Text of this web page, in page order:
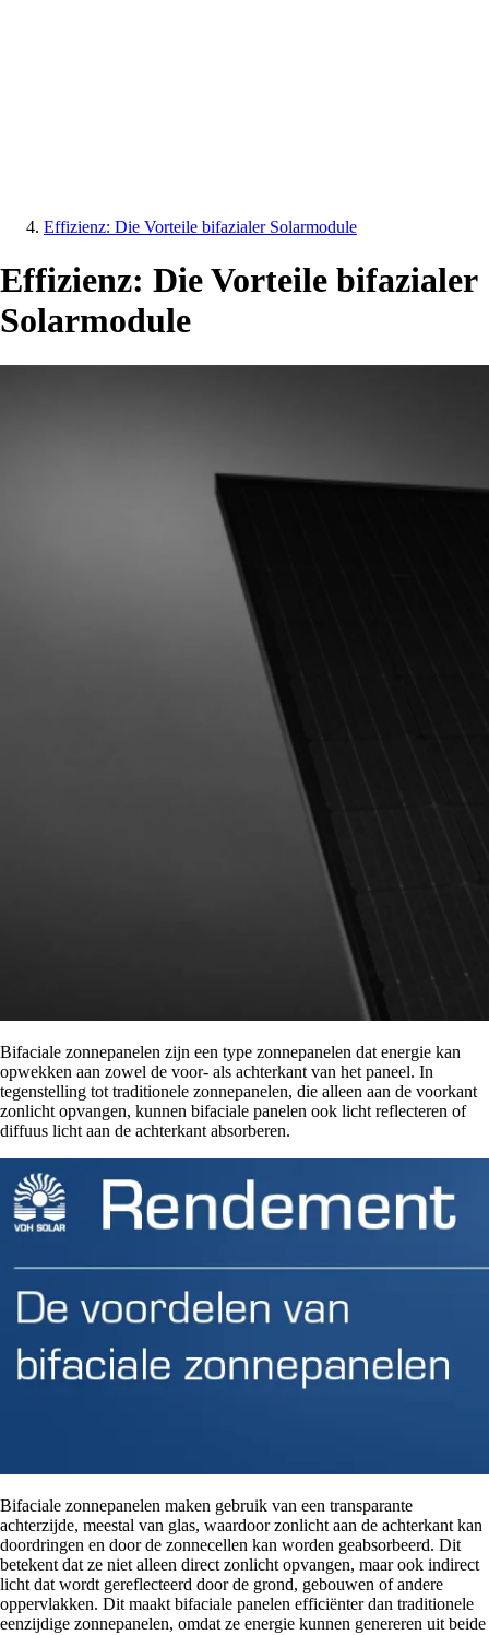
Effizienz: Die Vorteile bifazialer Solarmodule
Effizienz: Die Vorteile bifazialer
Solarmodule
Bifaciale zonnepanelen zijn een type zonnepanelen dat energie kan
opwekken aan zowel de voor- als achterkant van het paneel. In
tegenstelling tot traditionele zonnepanelen, die alleen aan de voorkant
zonlicht opvangen, kunnen bifaciale panelen ook licht reflecteren of
diffuus licht aan de achterkant absorberen.
Bifaciale zonnepanelen maken gebruik van een transparante
achterzijde, meestal van glas, waardoor zonlicht aan de achterkant kan
doordringen en door de zonnecellen kan worden geabsorbeerd. Dit
betekent dat ze niet alleen direct zonlicht opvangen, maar ook indirect
licht dat wordt gereflecteerd door de grond, gebouwen of andere
oppervlakken. Dit maakt bifaciale panelen efficiënter dan traditionele
eenzijdige zonnepanelen, omdat ze energie kunnen genereren uit beide